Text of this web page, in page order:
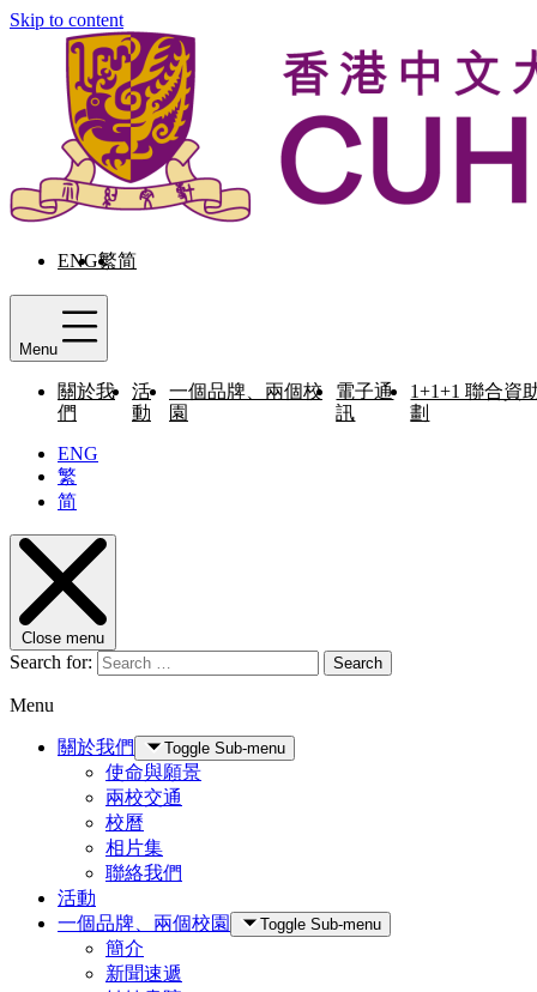
Skip to content
ENG繁简
Menu
關於我
們
活
動
一個品牌、兩個校
園
電子通
訊
1+1+1 聯合資
劃
ENG
繁
简
Close menu
Search for: Search
Menu
關於我們 Toggle Sub-menu
使命與願景
兩校交通
校曆
相片集
聯絡我們
活動
一個品牌、兩個校園
Toggle Sub-menu
簡介
新聞速遞